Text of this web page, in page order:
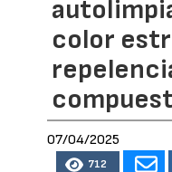
color
07/04/2025
712